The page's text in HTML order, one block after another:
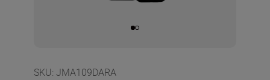
SKU: JMA109DARA